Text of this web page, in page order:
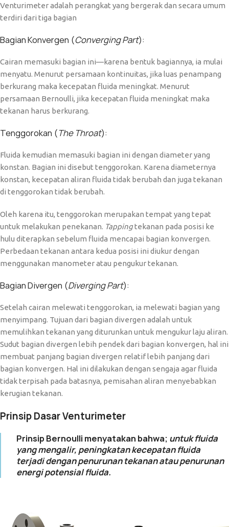
Venturimeter adalah perangkat yang bergerak dan secara umum
terdiri dari tiga bagian
Bagian Konvergen (Converging Part):
Cairan memasuki bagian ini—karena bentuk bagiannya, ia mulai
menyatu. Menurut persamaan kontinuitas, jika luas penampang
berkurang maka kecepatan fluida meningkat. Menurut
persamaan Bernoulli, jika kecepatan fluida meningkat maka
tekanan harus berkurang.
Tenggorokan (The Throat):
Fluida kemudian memasuki bagian ini dengan diameter yang
konstan. Bagian ini disebut tenggorokan. Karena diameternya
konstan, kecepatan aliran fluida tidak berubah dan juga tekanan
di tenggorokan tidak berubah.
Oleh karena itu, tenggorokan merupakan tempat yang tepat
untuk melakukan penekanan. Tappingtekanan pada posisi ke
hulu diterapkan sebelum fluida mencapai bagian konvergen.
Perbedaan tekanan antara kedua posisi ini diukur dengan
menggunakan manometer atau pengukur tekanan.
Bagian Divergen (Diverging Part):
Setelah cairan melewati tenggorokan, ia melewati bagian yang
menyimpang. Tujuan dari bagian divergen adalah untuk
memulihkan tekanan yang diturunkan untuk mengukur laju aliran.
Sudut bagian divergen lebih pendek dari bagian konvergen, hal ini
membuat panjang bagian divergen relatif lebih panjang dari
bagian konvergen. Hal ini dilakukan dengan sengaja agar fluida
tidak terpisah pada batasnya, pemisahan aliran menyebabkan
kerugian tekanan.
Prinsip Dasar Venturimeter
Prinsip Bernoulli menyatakan bahwa; untuk fluida
yang mengalir, peningkatan kecepatan fluida
terjadi dengan penurunan tekanan atau penurunan
energi potensial fluida.